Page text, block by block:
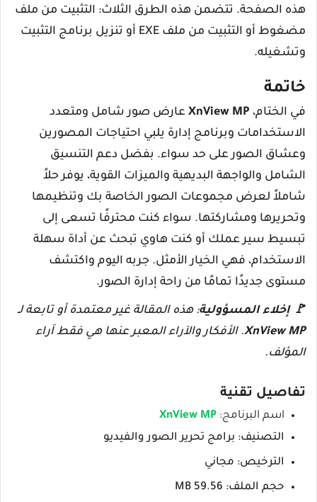
هذه الصفحة. تتضمن هذه الطرق الثلاث: التثبيت من ملف
مضغوط أو التثبيت من ملف EXE أو تنزيل برنامج التثبيت
وتشغيله.
خاتمة
في الختام، XnView MP عارض صور شامل ومتعدد
الاستخدامات وبرنامج إدارة يلبي احتياجات المصورين
وعشاق الصور على حد سواء. بفضل دعم التنسيق
الشامل والواجهة البديهية والميزات القوية، يوفر حلاً
شاملاً لعرض مجموعات الصور الخاصة بك وتنظيمها
وتحريرها ومشاركتها. سواء كنت محترفًا تسعى إلى
تبسيط سير عملك أو كنت هاوي تبحث عن أداة سهلة
الاستخدام، فهي الخيار الأمثل. جربه اليوم واكتشف
مستوى جديدًا تمامًا من راحة إدارة الصور.
🚩 إخلاء المسؤولية: هذه المقالة غير معتمدة أو تابعة لـ
XnView MP
.الأفكار والآراء المعبر عنها هي فقط آراء
المؤلف.
تفاصيل تقنية
اسم البرنامج: XnView MP
التصنيف: برامج تحرير الصور والفيديو
الترخيص: مجاني
حجم الملف: 59.56 MB